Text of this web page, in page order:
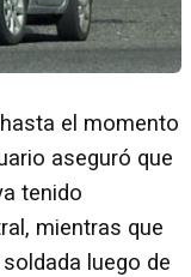
el momento
aseguró que
tenido
mientras que
luego de